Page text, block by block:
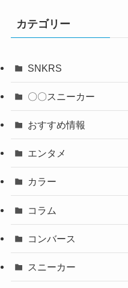
カテゴリー
SNKRS
〇〇スニーカー
おすすめ情報
エンタメ
カラー
コラム
コンバース
スニーカー